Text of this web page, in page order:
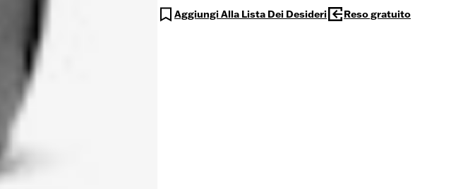
Aggiungi Alla Lista Dei Desideri Reso gratuito